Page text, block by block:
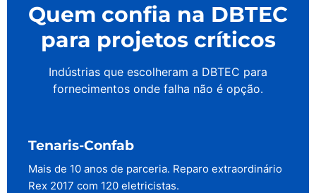
Quem confia na DBTEC
para projetos críticos
Indústrias que escolheram a DBTEC para
fornecimentos onde falha não é opção.
Tenaris-Confab
Mais de 10 anos de parceria. Reparo extraordinário
Rex 2017 com 120 eletricistas.